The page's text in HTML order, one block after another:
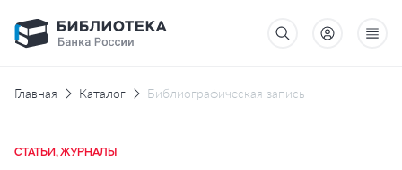
Главная Каталог Библиографическая запись
СТАТЬИ, ЖУРНАЛЫ